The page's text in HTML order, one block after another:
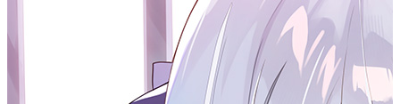
JavaScript 是动态类型语言，可以存储任何类型的
变量声明使用var （老式方式）， let
（推荐），